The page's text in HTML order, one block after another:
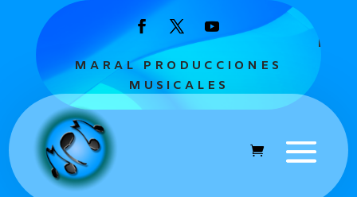
MARAL PRODUCCIONES
MUSICALES